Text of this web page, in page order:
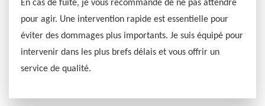
En cas de fuite, je vous recommande de ne pas attendre
pour agir. Une intervention rapide est essentielle pour
éviter des dommages plus importants. Je suis équipé pour
intervenir dans les plus brefs délais et vous offrir un
service de qualité.